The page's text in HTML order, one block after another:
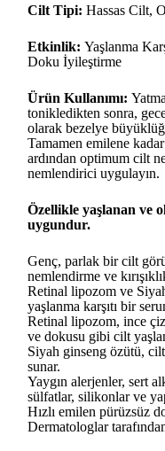
Cilt Tipi: Hassas Cilt,
Etkinlik: Yaşlanma
Doku İyileştirme
Ürün Kullanımı:
tonikledikten sonra,
olarak bezelye
Tamamen emilene
ardından optimum cilt
nemlendirici uygulayın.
Özellikle yaşlanan ve
uygundur.
Genç, parlak bir cilt
nemlendirme ve
Retinal lipozom ve
yaşlanma karşıtı bir
Retinal lipozom, ince
ve dokusu gibi cilt
Siyah ginseng özütü,
sunar.
Yaygın alerjenler, sert
sülfatlar, silikonlar ve
Hızlı emilen pürüzsüz
Dermatologlar